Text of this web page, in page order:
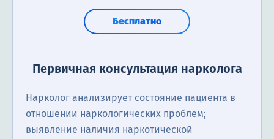
Бесплатно
Первичная консультация нарколога
Нарколог анализирует состояние пациента в
отношении наркологических проблем;
выявление наличия наркотической